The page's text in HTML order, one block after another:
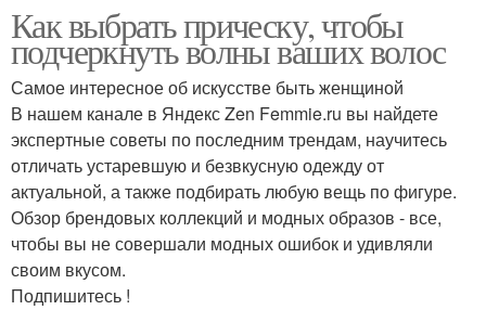
Как выбрать прическу, чтобы
подчеркнуть волны ваших волос
Самое интересное об искусстве быть женщиной
В нашем канале в Яндекс Zen Femmie.ru вы найдете
экспертные советы по последним трендам, научитесь
отличать устаревшую и безвкусную одежду от
актуальной, а также подбирать любую вещь по фигуре.
Обзор брендовых коллекций и модных образов - все,
чтобы вы не совершали модных ошибок и удивляли
своим вкусом.
Подпишитесь !